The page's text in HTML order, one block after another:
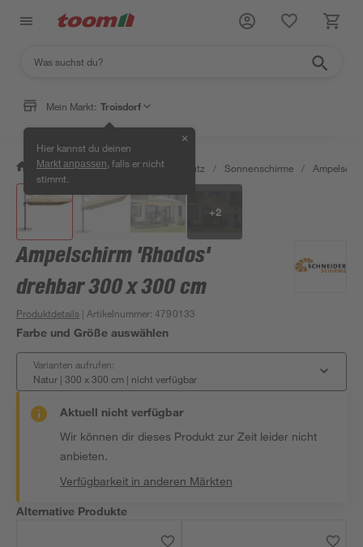
Mein Markt: Troisdorf
Hier kannst du deinen
Markt anpassen , falls er nicht
stimmt.
✕
/ Garten & Freizeit / Sonnenschutz / Sonnenschirme /
+2
Ampelschirm 'Rhodos'
drehbar 300 x 300 cm
Produktdetails | Artikelnummer:4790133
Farbe und Größe auswählen
Varianten aufrufen:
Natur | 300 x 300 cm | nicht verfügbar
Aktuell nicht verfügbar
Wir können dir dieses Produkt zur Zeit leider nicht
anbieten.
Verfügbarkeit in anderen Märkten
Alternative Produkte